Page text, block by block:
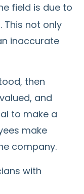
field is due to
This not only
inaccurate
then
and
to make a
make
company.
with